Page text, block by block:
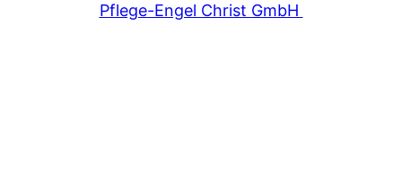
Pflege-Engel Christ GmbH